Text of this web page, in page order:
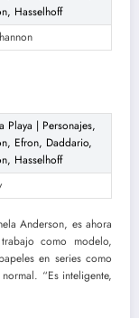
Anderson, es ahora
como modelo,
en series como
“Es inteligente,